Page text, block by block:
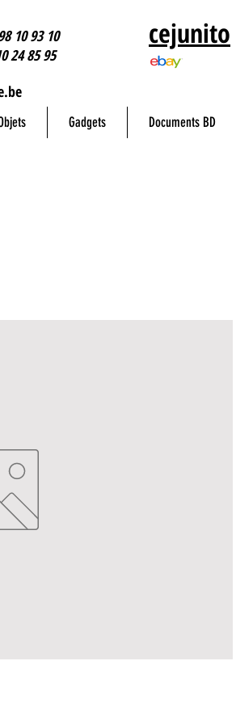
10 93 10
24 85 95
cejunito
Gadgets Documents BD